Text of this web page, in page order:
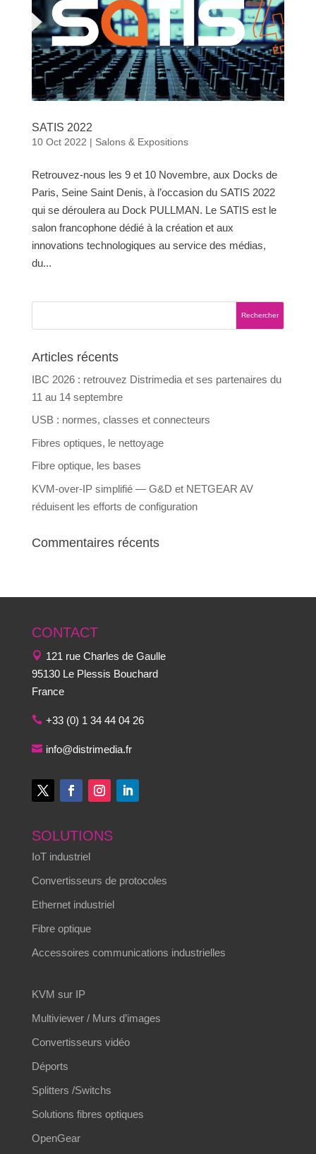
SATIS 2022
10 Oct 2022 | Salons & Expositions
Retrouvez-nous les 9 et 10 Novembre, aux Docks de
Paris, Seine Saint Denis, à l’occasion du SATIS 2022
qui se déroulera au Dock PULLMAN. Le SATIS est le
salon francophone dédié à la création et aux
innovations technologiques au service des médias,
du...
Articles récents
IBC 2026 : retrouvez Distrimedia et ses partenaires du
11 au 14 septembre
USB : normes, classes et connecteurs
Fibres optiques, le nettoyage
Fibre optique, les bases
KVM-over-IP simplifié — G&D et NETGEAR AV
réduisent les efforts de configuration
Commentaires récents
CONTACT
121 rue Charles de Gaulle
95130 Le Plessis Bouchard
France
+33 (0) 1 34 44 04 26
info@distrimedia.fr
SOLUTIONS
IoT industriel
Convertisseurs de protocoles
Ethernet industriel
Fibre optique
Accessoires communications industrielles
KVM sur IP
Multiviewer / Murs d’images
Convertisseurs vidéo
Déports
Splitters /Switchs
Solutions fibres optiques
OpenGear